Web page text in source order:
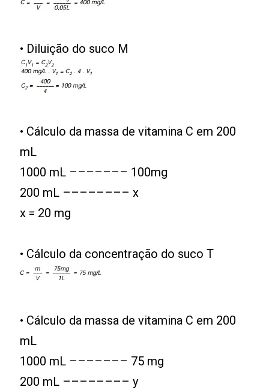
• Diluição do suco M
• Cálculo da massa de vitamina C em 200
mL
1000 mL ––––––– 100mg
200 mL –––––––– x
x = 20 mg
• Cálculo da concentração do suco T
• Cálculo da massa de vitamina C em 200
mL
1000 mL ––––––– 75 mg
200 mL –––––––– y